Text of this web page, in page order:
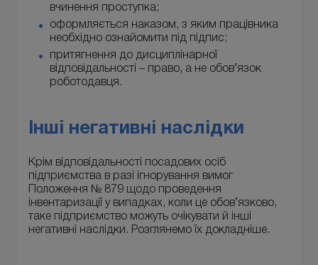
вчинення проступка;
оформляється наказом, з яким працівника
необхідно ознайомити під підпис;
притягнення до дисциплінарної
відповідальності – право, а не обов’язок
роботодавця.
Інші негативні наслідки
Крім відповідальності посадових осіб
підприємства в разі ігнорування вимог
Положення № 879 щодо проведення
інвентаризації у випадках, коли це обов’язково,
таке підприємство можуть очікувати й інші
негативні наслідки. Розглянемо їх докладніше.